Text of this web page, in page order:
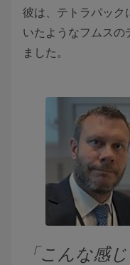
彼は、テトラパック
いたようなフムスの
ました。
「こんな感